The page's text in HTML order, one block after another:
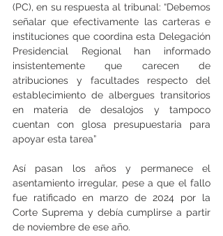
(PC), en su respuesta al tribunal: “Debemos
señalar que efectivamente las carteras e
instituciones que coordina esta Delegación
Presidencial Regional han informado
insistentemente que carecen de
atribuciones y facultades respecto del
establecimiento de albergues transitorios
en materia de desalojos y tampoco
cuentan con glosa presupuestaria para
apoyar esta tarea”
Así pasan los años y permanece el
asentamiento irregular, pese a que el fallo
fue ratificado en marzo de 2024 por la
Corte Suprema y debía cumplirse a partir
de noviembre de ese año.